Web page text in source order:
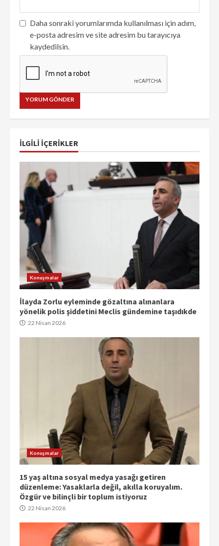
Daha sonraki yorumlarımda kullanılması için adım,
e-posta adresim ve site adresim bu tarayıcıya
kaydedilsin.
İLGILI IÇERIKLER
Konuşmalar
İlayda Zorlu eyleminde gözaltına alınanlara
yönelik polis şiddetini Meclis gündemine taşıdıkde
22 Nisan 2026
Konuşmalar
15 yaş altına sosyal medya yasağı getiren
düzenleme: Yasaklarla değil, akılla koruyalım.
Özgür ve bilinçli bir toplum istiyoruz
22 Nisan 2026